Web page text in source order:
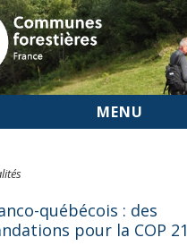
MENU
québécois : des
pour la COP 21